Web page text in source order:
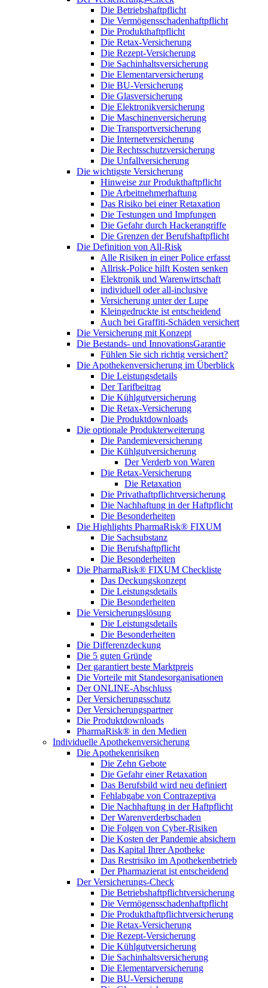
Die Betriebshaftpflicht
Die Vermögensschadenhaftpflicht
Die Produkthaftpflicht
Die Retax-Versicherung
Die Rezept-Versicherung
Die Sachinhaltsversicherung
Die Elementarversicherung
Die BU-Versicherung
Die Glasversicherung
Die Elektronikversicherung
Die Maschinenversicherung
Die Transportversicherung
Die Internetversicherung
Die Rechtsschutzversicherung
Die Unfallversicherung
Die wichtigste Versicherung
Hinweise zur Produkthaftpflicht
Die Arbeitnehmerhaftung
Das Risiko bei einer Retaxation
Die Testungen und Impfungen
Die Gefahr durch Hackerangriffe
Die Grenzen der Berufshaftpflicht
Die Definition von All-Risk
Alle Risiken in einer Police erfasst
Allrisk-Police hilft Kosten senken
Elektronik und Warenwirtschaft
individuell oder all-inclusive
Versicherung unter der Lupe
Kleingedruckte ist entscheidend
Auch bei Graffiti-Schäden versichert
Die Versicherung mit Konzept
Die Bestands- und InnovationsGarantie
Fühlen Sie sich richtig versichert?
Die Apothekenversicherung im Überblick
Die Leistungsdetails
Der Tarifbeitrag
Die Kühlgutversicherung
Die Retax-Versicherung
Die Produktdownloads
Die optionale Produkterweiterung
Die Pandemieversicherung
Die Kühlgutversicherung
Der Verderb von Waren
Die Retax-Versicherung
Die Retaxation
Die Privathaftpflichtversicherung
Die Nachhaftung in der Haftpflicht
Die Besonderheiten
Die Highlights PharmaRisk® FIXUM
Die Sachsubstanz
Die Berufshaftpflicht
Die Besonderheiten
Die PharmaRisk® FIXUM Checkliste
Das Deckungskonzept
Die Leistungsdetails
Die Besonderheiten
Die Versicherungslösung
Die Leistungsdetails
Die Besonderheiten
Die Differenzdeckung
Die 5 guten Gründe
Der garantiert beste Marktpreis
Die Vorteile mit Standesorganisationen
Der ONLINE-Abschluss
Der Versicherungsschutz
Der Versicherungspartner
Die Produktdownloads
PharmaRisk® in den Medien
Individuelle Apothekenversicherung
Die Apothekenrisiken
Die Zehn Gebote
Die Gefahr einer Retaxation
Das Berufsbild wird neu definiert
Fehlabgabe von Contrazeptiva
Die Nachhaftung in der Haftpflicht
Der Warenverderbschaden
Die Folgen von Cyber-Risiken
Die Kosten der Pandemie absichern
Das Kapital Ihrer Apotheke
Das Restrisiko im Apothekenbetrieb
Der Pharmazierat ist entscheidend
Der Versicherungs-Check
Die Betriebshaftpflichtversicherung
Die Vermögensschadenhaftpflicht
Die Produkthaftpflichtversicherung
Die Retax-Versicherung
Die Rezept-Versicherung
Die Kühlgutversicherung
Die Sachinhaltsversicherung
Die Elementarversicherung
Die BU-Versicherung